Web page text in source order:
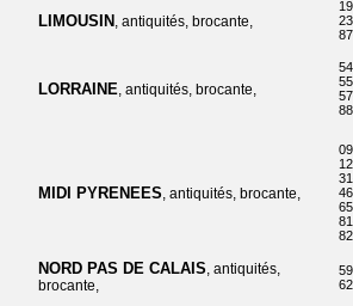
LIMOUSIN , antiquités, brocante,
LORRAINE, antiquités, brocante,
MIDI PYRENEES, antiquités, brocante,
NORD PAS DE CALAIS, antiquités,
brocante,